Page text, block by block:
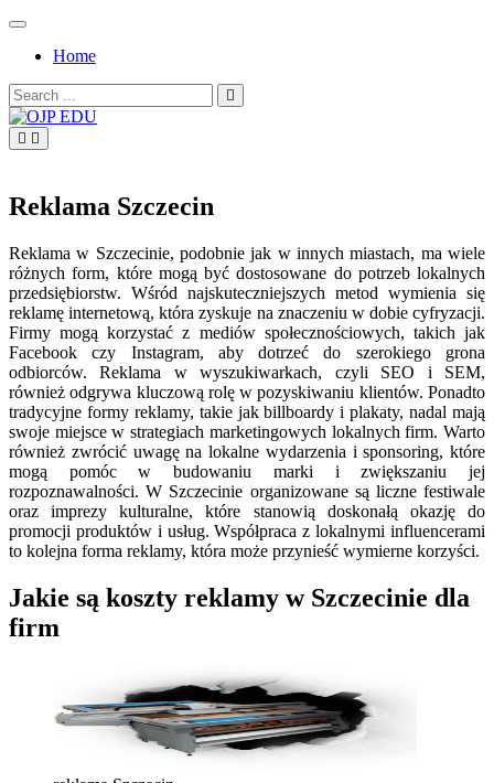
Skip
contentHome
Search
for:
Reklama Szczecin
Reklama w Szczecinie, podobnie jak w innych miastach, ma wiele
różnych form, które mogą być dostosowane do potrzeb lokalnych
przedsiębiorstw. Wśród najskuteczniejszych metod wymienia się
reklamę internetową, która zyskuje na znaczeniu w dobie cyfryzacji.
Firmy mogą korzystać z mediów społecznościowych, takich jak
Facebook czy Instagram, aby dotrzeć do szerokiego grona
odbiorców. Reklama w wyszukiwarkach, czyli SEO i SEM,
również odgrywa kluczową rolę w pozyskiwaniu klientów. Ponadto
tradycyjne formy reklamy, takie jak billboardy i plakaty, nadal mają
swoje miejsce w strategiach marketingowych lokalnych firm. Warto
również zwrócić uwagę na lokalne wydarzenia i sponsoring, które
mogą pomóc w budowaniu marki i zwiększaniu jej
rozpoznawalności. W Szczecinie organizowane są liczne festiwale
oraz imprezy kulturalne, które stanowią doskonałą okazję do
promocji produktów i usług. Współpraca z lokalnymi influencerami
to kolejna forma reklamy, która może przynieść wymierne korzyści.
Jakie są koszty reklamy w Szczecinie dla
firm